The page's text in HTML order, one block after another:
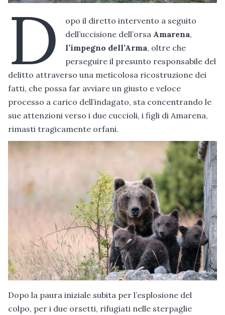
D
opo il diretto intervento a seguito
dell’uccisione dell’orsa Amarena,
l’impegno dell’Arma, oltre che
perseguire il presunto responsabile del
delitto attraverso una meticolosa ricostruzione dei
fatti, che possa far avviare un giusto e veloce
processo a carico dell’indagato, sta concentrando le
sue attenzioni verso i due cuccioli, i figli di Amarena,
rimasti tragicamente orfani.
Dopo la paura iniziale subita per l’esplosione del
colpo, per i due orsetti, rifugiati nelle sterpaglie